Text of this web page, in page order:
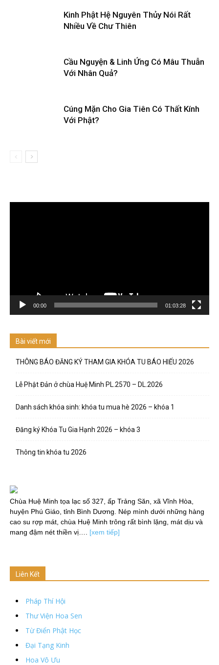
Kinh Phật Hệ Nguyên Thủy Nói Rất
Nhiều Về Chư Thiên
Cầu Nguyện & Linh Ứng Có Mâu Thuẫn
Với Nhân Quả?
Cúng Mặn Cho Gia Tiên Có Thất Kính
Với Phật?
00:00 01:03:28
Bài viết mới
THÔNG BÁO ĐĂNG KÝ THAM GIA KHÓA TU BÁO HIẾU 2026
Lễ Phật Đản ở chùa Huệ Minh PL.2570 – DL.2026
Danh sách khóa sinh: khóa tu mua hè 2026 – khóa 1
Đăng ký Khóa Tu Gia Hạnh 2026 – khóa 3
Thông tin khóa tu 2026
Chùa Huệ Minh tọa lạc số 327, ấp Trảng Săn, xã Vĩnh Hòa,
huyện Phú Giáo, tỉnh Bình Dương. Nép mình dưới những hàng
cao su rợp mát, chùa Huệ Minh trông rất bình lặng, mát dịu và
mang đậm nét thiền vị…. [xem tiếp]
Liên Kết
Pháp Thí Hội
Thư Viện Hoa Sen
Từ Điển Phật Học
Đại Tạng Kinh
Hoa Vô Ưu